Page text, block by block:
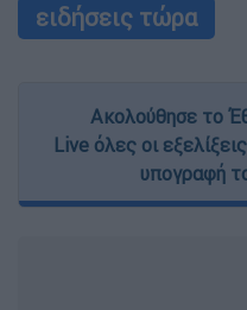
ειδήσεις τώρα
Ακολούθησε το
Live όλες οι
υπογραφή